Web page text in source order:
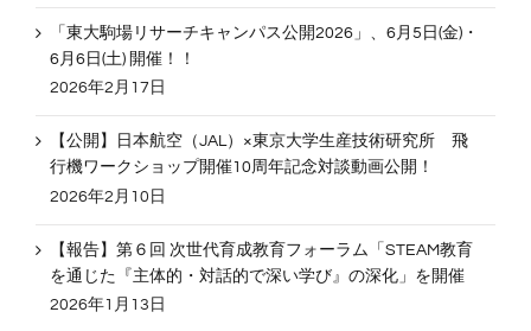
「東大駒場リサーチキャンパス公開2026」、6月5日(金)・
6月6日(土) 開催！！
2026年2月17日
【公開】日本航空（JAL）×東京大学生産技術研究所 飛
行機ワークショップ開催10周年記念対談動画公開！
2026年2月10日
【報告】第６回 次世代育成教育フォーラム「STEAM教育
を通じた『主体的・対話的で深い学び』の深化」を開催
2026年1月13日